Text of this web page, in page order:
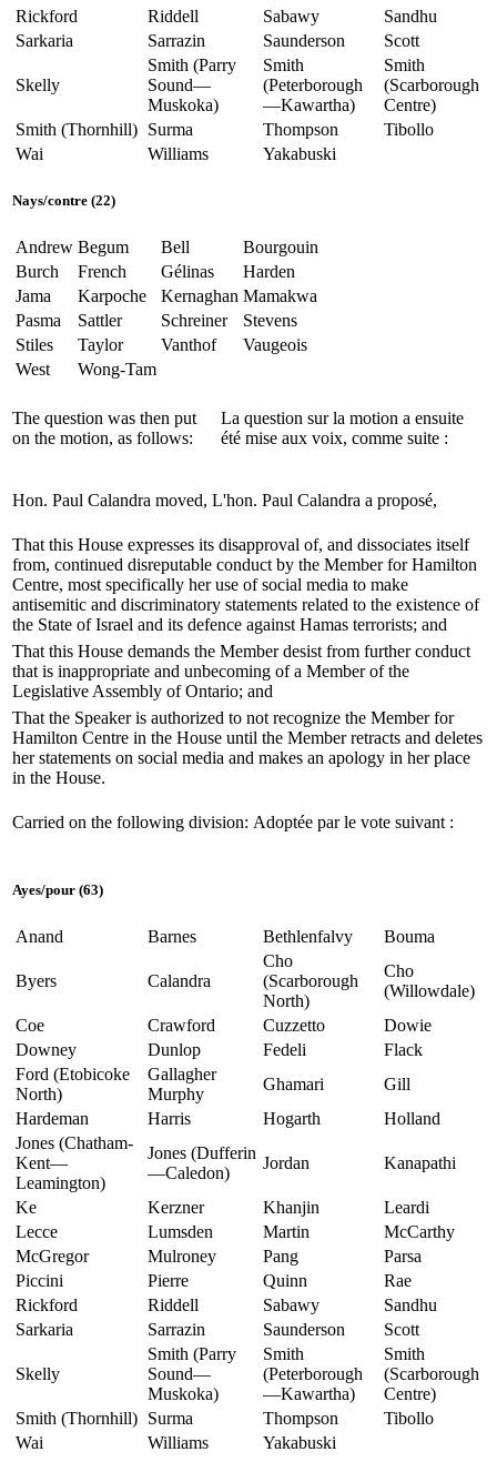
Rickford
Riddell Sabawy
Sandhu
Sarkaria
Sarrazin Saunderson Scott
Skelly
Smith (Parry
Sound—
Muskoka)
Smith
(Peterborough
—Kawartha)
Smith
(Scarborough
Centre)
Smith (Thornhill) Surma Thompson
Tibollo
Wai
Williams Yakabuski
Nays/contre (22)
Andrew Begum Bell
Bourgouin
Burch
French Gélinas
Harden
Jama
Karpoche Kernaghan Mamakwa
Pasma
Sattler Schreiner
Stevens
Stiles
Taylor Vanthof
Vaugeois
West
Wong-Tam
The question was then put
on the motion, as follows:
La question sur la motion a ensuite
été mise aux voix, comme suite :
Hon. Paul Calandra moved, L'hon. Paul Calandra a proposé,
That this House expresses its disapproval of, and dissociates itself
from, continued disreputable conduct by the Member for Hamilton
Centre, most specifically her use of social media to make
antisemitic and discriminatory statements related to the existence of
the State of Israel and its defence against Hamas terrorists; and
That this House demands the Member desist from further conduct
that is inappropriate and unbecoming of a Member of the
Legislative Assembly of Ontario; and
That the Speaker is authorized to not recognize the Member for
Hamilton Centre in the House until the Member retracts and deletes
her statements on social media and makes an apology in her place
in the House.
Carried on the following division: Adoptée par le vote suivant :
Ayes/pour (63)
Anand Barnes Bethlenfalvy Bouma
Byers Calandra
Cho
(Scarborough
North)
Cho
(Willowdale)
Coe
Crawford Cuzzetto
Dowie
Downey
Dunlop Fedeli
Flack
Ford (Etobicoke
North)
Gallagher
Murphy
Ghamari
Gill
Hardeman
Harris Hogarth
Holland
Jones (Chatham-
Kent—
Leamington)
Jones (Dufferin
—Caledon)
Jordan Kanapathi
Ke Kerzner Khanjin
Leardi
Lecce
Lumsden Martin
McCarthy
McGregor
Mulroney Pang
Parsa
Piccini
Pierre Quinn
Rae
Rickford
Riddell Sabawy
Sandhu
Sarkaria
Sarrazin Saunderson Scott
Skelly
Smith (Parry
Sound—
Muskoka)
Smith
(Peterborough
—Kawartha)
Smith
(Scarborough
Centre)
Smith (Thornhill) Surma Thompson
Tibollo
Wai
Williams Yakabuski